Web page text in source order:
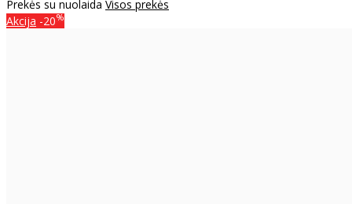
Prekės su nuolaida Visos prekės
Akcija -20%